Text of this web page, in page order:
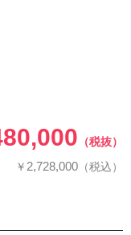
（税抜）
￥ 2,728,000 （税込）